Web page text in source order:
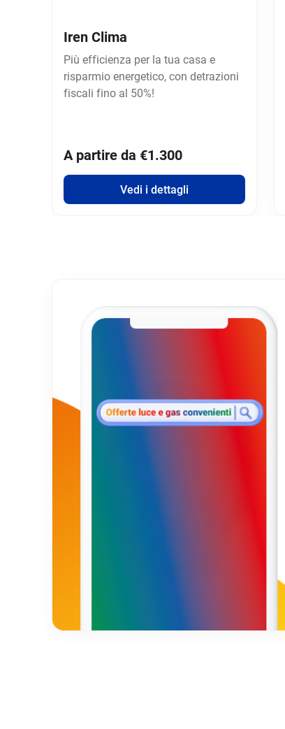
Iren Clima
Più efficienza per la tua casa e
risparmio energetico, con detrazioni
fiscali fino al 50%!
A partire da €1.300
Vedi i dettagli